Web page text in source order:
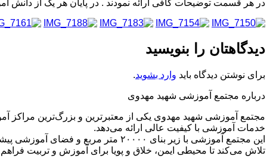
در هر قسمت توضیحات کافی ارائه نمودند . در پایان هر یک از دانش
دیدگاهتان را بنویسید
برای نوشتن دیدگاه باید وارد بشوید.
درباره مجتمع آموزشی شهید مهدوی
مجتمع آموزشی شهید مهدوی یکی از معتبرترین و بزرگ‌ترین مراکز
خدمات آموزشی با کیفیت عالی ارائه می‌دهد.
تلاش می‌کند تا محیطی ایمن، خلاق و پویا برای آموزش و تربیت فراهم